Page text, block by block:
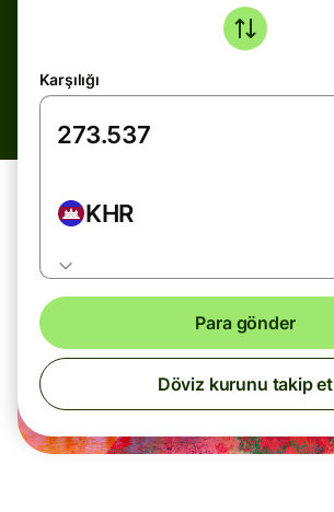
Karşılığı
KHR
Para gönder
Döviz kurunu takip et